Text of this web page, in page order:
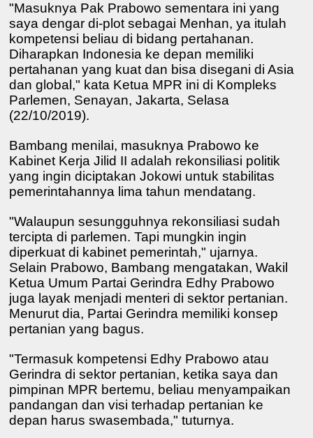
"Masuknya Pak Prabowo sementara ini yang
saya dengar di-plot sebagai Menhan, ya itulah
kompetensi beliau di bidang pertahanan.
Diharapkan Indonesia ke depan memiliki
pertahanan yang kuat dan bisa disegani di Asia
dan global," kata Ketua MPR ini di Kompleks
Parlemen, Senayan, Jakarta, Selasa
(22/10/2019).
Bambang menilai, masuknya Prabowo ke
Kabinet Kerja Jilid II adalah rekonsiliasi politik
yang ingin diciptakan Jokowi untuk stabilitas
pemerintahannya lima tahun mendatang.
"Walaupun sesungguhnya rekonsiliasi sudah
tercipta di parlemen. Tapi mungkin ingin
diperkuat di kabinet pemerintah," ujarnya.
Selain Prabowo, Bambang mengatakan, Wakil
Ketua Umum Partai Gerindra Edhy Prabowo
juga layak menjadi menteri di sektor pertanian.
Menurut dia, Partai Gerindra memiliki konsep
pertanian yang bagus.
"Termasuk kompetensi Edhy Prabowo atau
Gerindra di sektor pertanian, ketika saya dan
pimpinan MPR bertemu, beliau menyampaikan
pandangan dan visi terhadap pertanian ke
depan harus swasembada," tuturnya.